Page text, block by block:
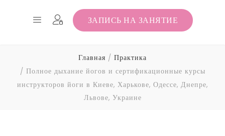
ЗАПИСЬ НА ЗАНЯТИЕ
Главная
Практика
Полное дыхание йогов и сертификационные курсы
инструкторов йоги в Киеве, Харькове, Одессе, Днепре,
Львове, Украине